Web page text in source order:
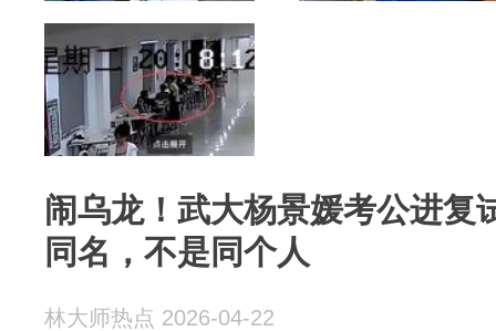
闹乌龙！武大杨景媛考公进复
同名，不是同个人
林大师热点 2026-04-22